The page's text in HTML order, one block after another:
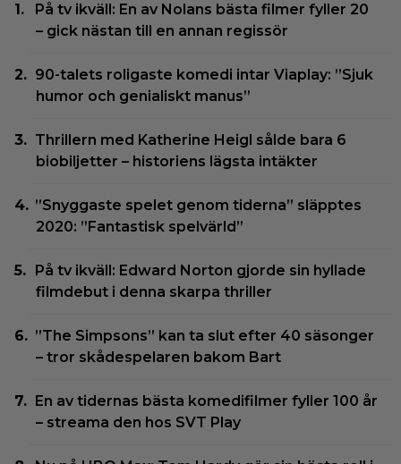
På tv ikväll: En av Nolans bästa filmer fyller 20
– gick nästan till en annan regissör
90-talets roligaste komedi intar Viaplay: ”Sjuk
humor och genialiskt manus”
Thrillern med Katherine Heigl sålde bara 6
biobiljetter – historiens lägsta intäkter
”Snyggaste spelet genom tiderna” släpptes
2020: ”Fantastisk spelvärld”
På tv ikväll: Edward Norton gjorde sin hyllade
filmdebut i denna skarpa thriller
”The Simpsons” kan ta slut efter 40 säsonger
– tror skådespelaren bakom Bart
En av tidernas bästa komedifilmer fyller 100 år
– streama den hos SVT Play